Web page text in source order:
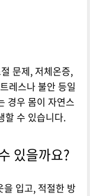
문제, 저체온증,
레스나 불안 등일
경우 몸이 자연스
할 수 있습니다.
있을까요?
입고, 적절한 방